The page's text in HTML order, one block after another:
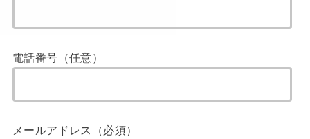
電話番号（任意）
メールアドレス（必須）